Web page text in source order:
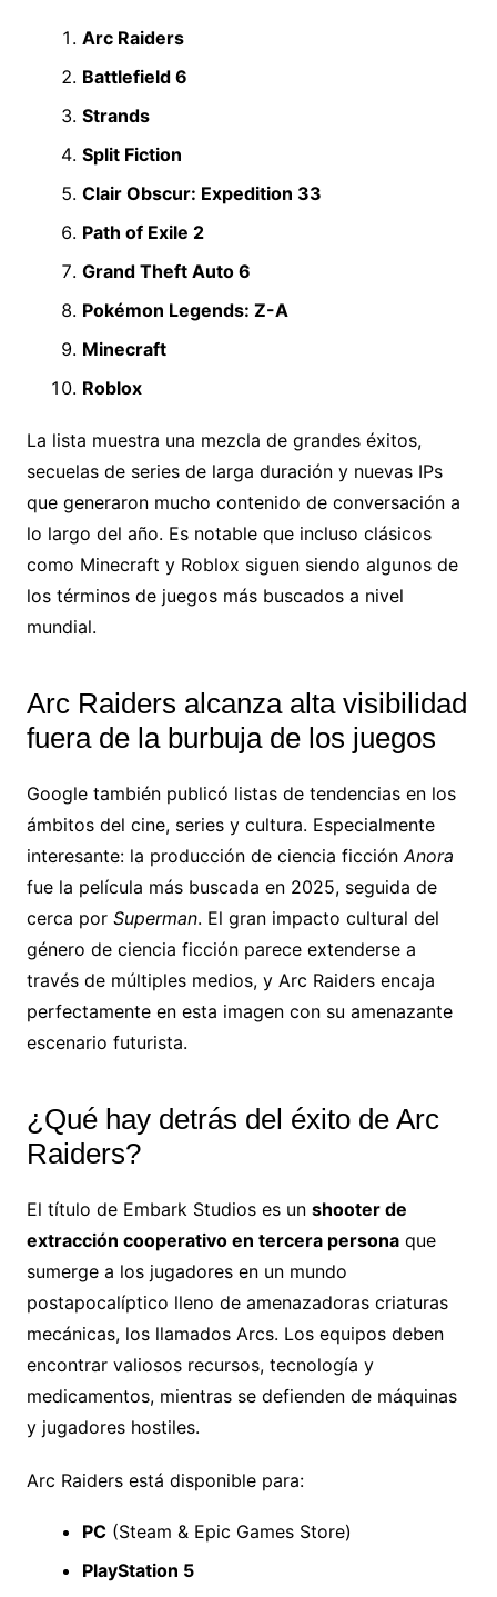
Arc Raiders
Battlefield 6
Strands
Split Fiction
Clair Obscur: Expedition 33
Path of Exile 2
Grand Theft Auto 6
Pokémon Legends: Z-A
Minecraft
Roblox
La lista muestra una mezcla de grandes éxitos,
secuelas de series de larga duración y nuevas IPs
que generaron mucho contenido de conversación a
lo largo del año. Es notable que incluso clásicos
como Minecraft y Roblox siguen siendo algunos de
los términos de juegos más buscados a nivel
mundial.
Arc Raiders alcanza alta visibilidad
fuera de la burbuja de los juegos
Google también publicó listas de tendencias en los
ámbitos del cine, series y cultura. Especialmente
interesante: la producción de ciencia ficciónAnora
fue la película más buscada en 2025, seguida de
cerca por Superman. El gran impacto cultural del
género de ciencia ficción parece extenderse a
través de múltiples medios, y Arc Raiders encaja
perfectamente en esta imagen con su amenazante
escenario futurista.
¿Qué hay detrás del éxito de Arc
Raiders?
El título de Embark Studios es un shooter de
extracción cooperativo en tercera personaque
sumerge a los jugadores en un mundo
postapocalíptico lleno de amenazadoras criaturas
mecánicas, los llamados Arcs. Los equipos deben
encontrar valiosos recursos, tecnología y
medicamentos, mientras se defienden de máquinas
y jugadores hostiles.
Arc Raiders está disponible para:
PC(Steam & Epic Games Store)
PlayStation 5